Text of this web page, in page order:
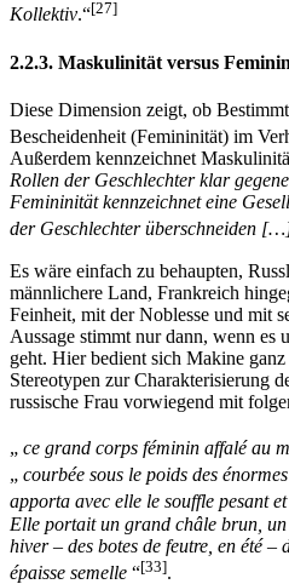
Kollektiv.“[27]
2.2.3. Maskulinität versus
Diese Dimension zeigt, ob
Bescheidenheit (Femininität) im
Außerdem kennzeichnet
Rollen der Geschlechter klar
Femininität kennzeichnet eine
der Geschlechter überschneiden
Es wäre einfach zu behaupten,
männlichere Land, Frankreich
Feinheit, mit der Noblesse und mit
Aussage stimmt nur dann, wenn es
geht. Hier bedient sich Makine
Stereotypen zur Charakterisierung
russische Frau vorwiegend mit
„ ce grand corps féminin affalé au
„ courbée sous le poids des
apporta avec elle le souffle pesant
Elle portait un grand châle brun,
hiver – des botes de feutre, en été –
épaisse semelle “[33].